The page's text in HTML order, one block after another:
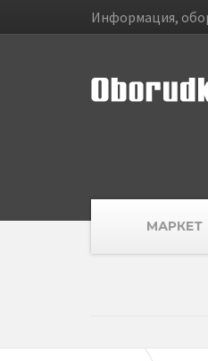
Информация,
МАРКЕТ